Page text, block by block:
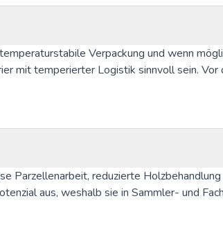
Verpackung und wenn
mit temperierter Logistik sinnvoll sein.
Parzellenarbeit, reduzierte Holzbehandlung
aus, weshalb sie in Sammler- und